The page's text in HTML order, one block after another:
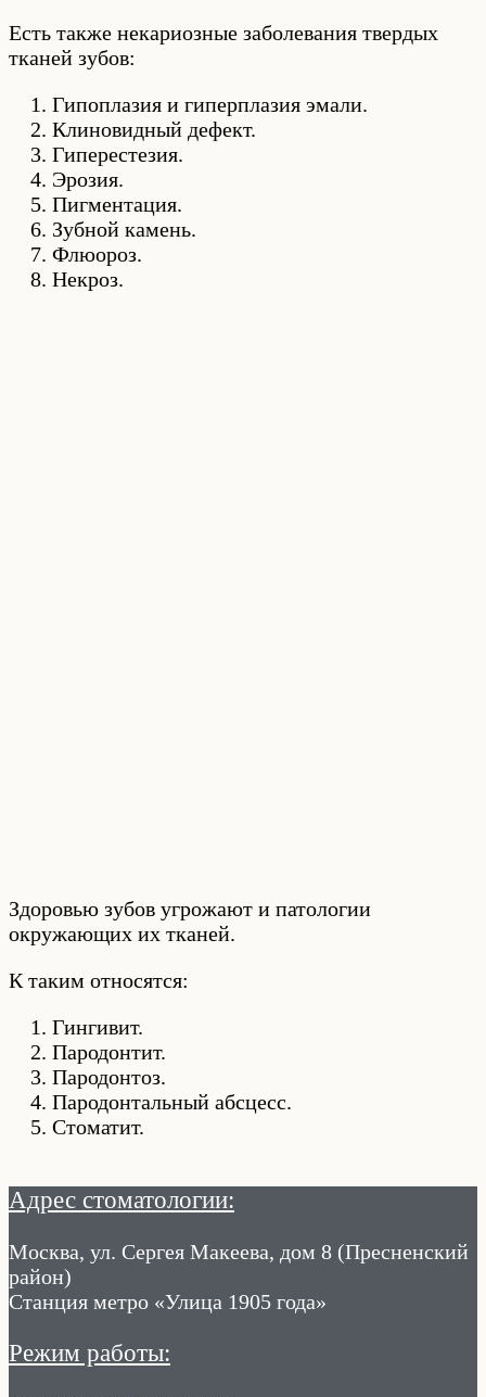
Есть также некариозные заболевания твердых
тканей зубов:
Гипоплазия и гиперплазия эмали.
Клиновидный дефект.
Гиперестезия.
Эрозия.
Пигментация.
Зубной камень.
Флюороз.
Некроз.
Здоровью зубов угрожают и патологии
окружающих их тканей.
К таким относятся:
Гингивит.
Пародонтит.
Пародонтоз.
Пародонтальный абсцесс.
Стоматит.
Адрес стоматологии:
Москва, ул. Сергея Макеева, дом 8 (Пресненский
район)
Станция метро «Улица 1905 года»
Режим работы: